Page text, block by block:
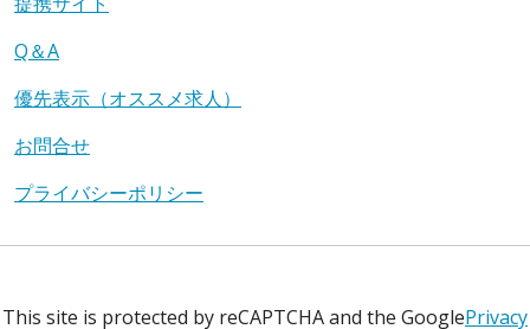
Q＆A
優先表示（オススメ求人）
お問合せ
プライバシーポリシー
This site is protected by reCAPTCHA and the GooglePrivacy